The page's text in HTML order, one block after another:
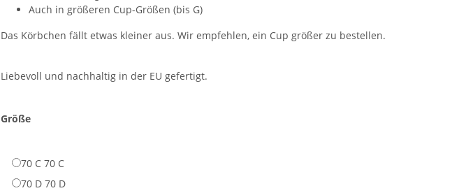
Auch in größeren Cup-Größen (bis G)
Das Körbchen fällt etwas kleiner aus. Wir empfehlen, ein Cup größer zu bestellen.
Liebevoll und nachhaltig in der EU gefertigt.
Größe
70 C 70 C
70 D 70 D